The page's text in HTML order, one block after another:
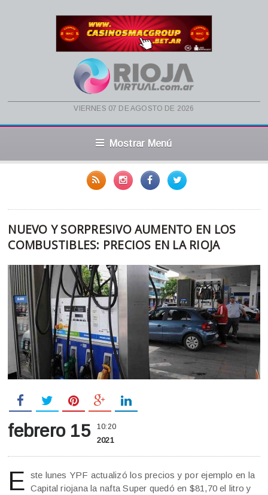
viernes 07 de agosto de 2026
Mostrar Menú
NUEVO Y SORPRESIVO AUMENTO EN LOS
COMBUSTIBLES: PRECIOS EN LA RIOJA
febrero 15 10:20
2021
E ste lunes YPF actualizó los precios y por ejemplo en la
Capital riojana la nafta Super quedó en $81,70 el litro y